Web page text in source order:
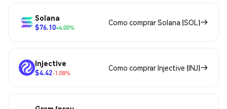
Solana
$76.10+4.00%
Como comprar Solana (SOL)
Injective
$4.42-1.08%
Como comprar Injective (INJ)